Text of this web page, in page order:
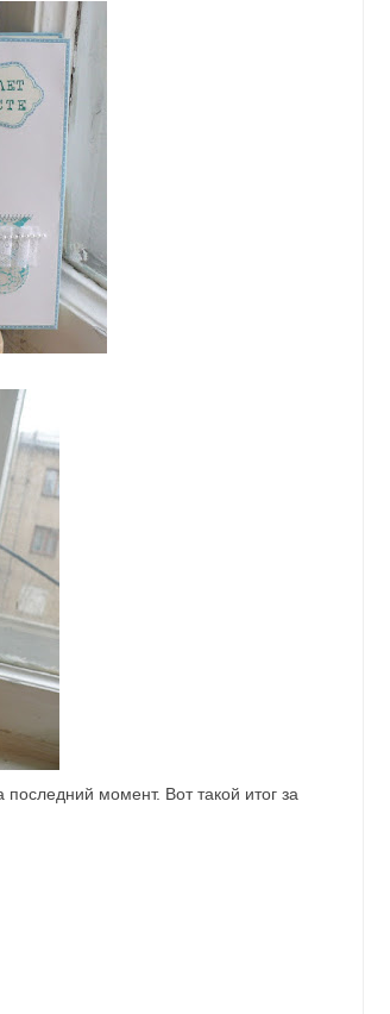
момент. Вот такой итог за